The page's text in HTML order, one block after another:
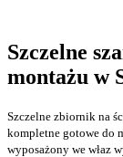
Szczelne
montażu w
Szczelne zbiornik na
kompletne gotowe do
wyposażony we właz